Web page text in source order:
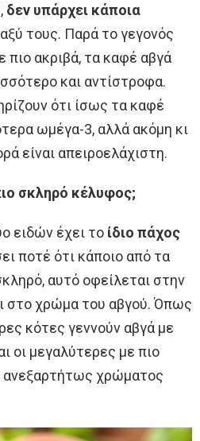
δεν υπάρχει κάποια
τους. Παρά το γεγονός
πιο ακριβά, τα καφέ αβγά
και αντίστροφα.
ότι ίσως τα καφέ
ωμέγα-3, αλλά ακόμη κι
είναι απειροελάχιστη.
σκληρό κέλυφος;
ειδών έχει το ίδιο πάχος
ποτέ ότι κάποιο από τα
αυτό οφείλεται στην
στο χρώμα του αβγού. Όπως
κότες γεννούν αβγά με
οι μεγαλύτερες με πιο
ανεξαρτήτως χρώματος